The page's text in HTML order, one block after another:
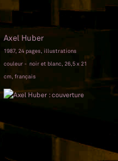
Axel Huber
1987, 24 pages, illustrations
couleur - noir et blanc, 26,5 x 21
cm, français